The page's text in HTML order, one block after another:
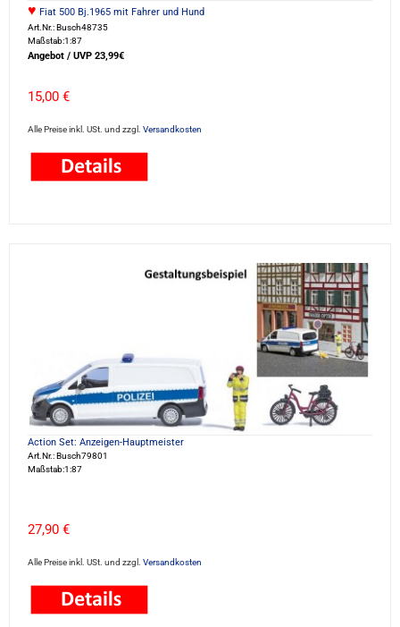
♥ Fiat 500 Bj.1965 mit Fahrer und Hund
Art.Nr.: Busch48735
Maßstab:1:87
Angebot / UVP 23,99€
15,00 €
Alle Preise inkl. USt. und zzgl. Versandkosten
Action Set: Anzeigen-Hauptmeister
Art.Nr.: Busch79801
Maßstab:1:87
27,90 €
Alle Preise inkl. USt. und zzgl. Versandkosten